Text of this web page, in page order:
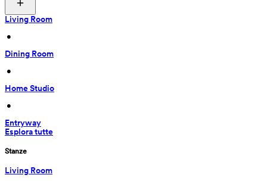
Living Room
•
Dining Room
•
Home Studio
•
Entryway
Esplora tutte
Stanze
Living Room